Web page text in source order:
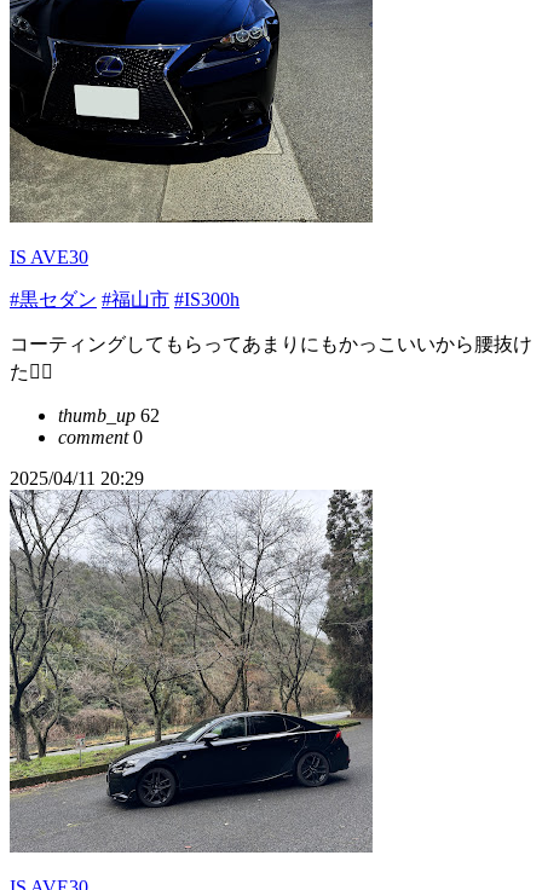
IS AVE30
#黒セダン #福山市 #IS300h
コーティングしてもらってあまりにもかっこいいから腰抜け
た🤦‍♀️
thumb_up 62
comment0
2025/04/11 20:29